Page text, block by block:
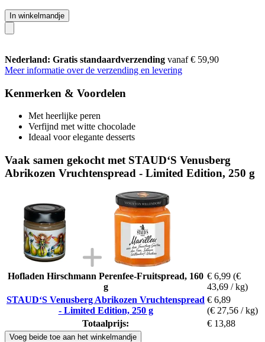
In winkelmandje
Nederland: Gratis standaardverzending vanaf € 59,90
Meer informatie over de verzending en levering
Kenmerken & Voordelen
Met heerlijke peren
Verfijnd met witte chocolade
Ideaal voor elegante desserts
Vaak samen gekocht met STAUD‘S Venusberg
Abrikozen Vruchtenspread - Limited Edition, 250 g
Hofladen Hirschmann Perenfee-Fruitspread, 160
g
€ 6,99 (€
43,69 / kg)
STAUD‘S Venusberg Abrikozen Vruchtenspread
- Limited Edition, 250 g
€ 6,89
(€ 27,56 / kg)
Totaalprijs:
€ 13,88
Voeg beide toe aan het winkelmandje